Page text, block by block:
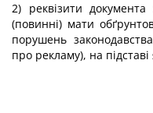
2) реквізити
(повинні) мати
порушень
про рекламу), на